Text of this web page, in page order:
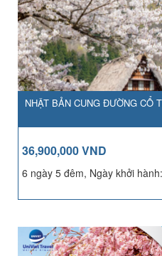
NHẬT BẢN CUNG ĐƯỜNG CỔ
36,900,000 VND
6 ngày 5 đêm, Ngày khởi hành: